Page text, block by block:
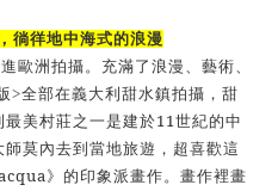
徜徉地中海式的浪漫
歐洲拍攝。充滿了浪漫、藝術、
>全部在義大利甜水鎮拍攝，甜
最美村莊之一是建於11世紀的中
莫內去到當地旅遊，超喜歡這
》的印象派畫作。畫作裡畫